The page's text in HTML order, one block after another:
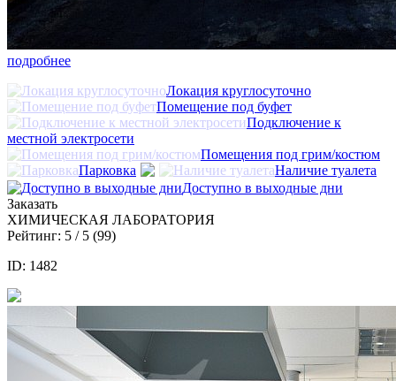
подробнее
Локация круглосуточно
Помещение под буфет
Подключение к
местной электросети
Помещения под грим/костюм
Парковка
Наличие туалета
Доступно в выходные дни
Заказать
ХИМИЧЕСКАЯ ЛАБОРАТОРИЯ
Рейтинг: 5 / 5 (99)
ID: 1482